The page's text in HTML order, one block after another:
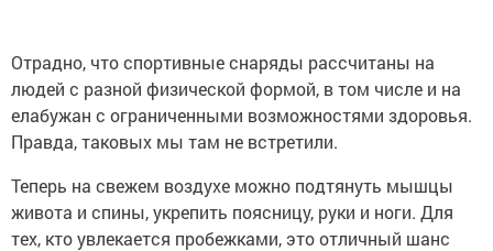
Отрадно, что спортивные снаряды рассчитаны на
людей с разной физической формой, в том числе и на
елабужан с ограниченными возможностями здоровья.
Правда, таковых мы там не встретили.
Теперь на свежем воздухе можно подтянуть мышцы
живота и спины, укрепить поясницу, руки и ноги. Для
тех, кто увлекается пробежками, это отличный шанс